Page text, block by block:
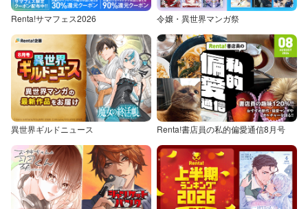
Renta!サマフェス2026 令嬢・異世界マンガ祭
異世界ギルドニュース Renta!書店員の私的偏愛通信8月号